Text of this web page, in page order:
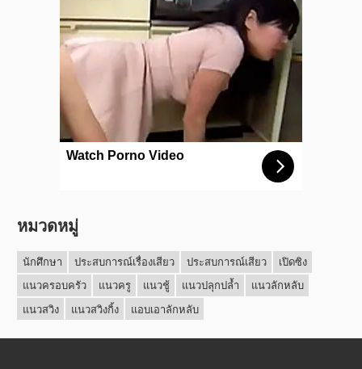
หมวดหมู่
นักศึกษา ประสบการณ์เรื่องเสียว ประสบการณ์เสียว
เปิดซิง
แนวครอบครัว
แนวครู แนวชู้ แนวปลุกปล้ำ
แนวลักหลับ
แนวสวิง
แนวสวิงกิ้ง แอบเอาลักหลับ